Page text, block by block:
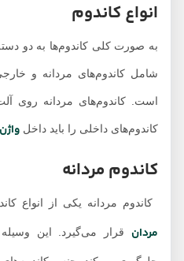
انواع کاندوم
به صورت کلی کاندوم‌ها به دو دسته
شامل کاندوم‌های مردانه و خارجی و
است. کاندوم‌های مردانه روی آلت
کاندوم‌های داخلی را باید داخلواژن
کاندوم مردانه
کاندوم مردانه یکی از انواع
مردانقرار می‌گیرد. این وسیله از